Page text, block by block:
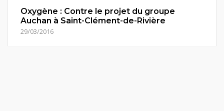
Oxygène : Contre le projet du groupe
Auchan à Saint-Clément-de-Rivière
29/03/2016